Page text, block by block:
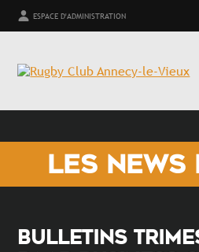
ESPACE D'ADMINISTRATION
LES NEWS
BULLETINS